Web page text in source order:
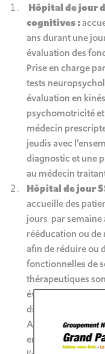
Hôpital de jour
cognitives :
ans durant une
évaluation des
Prise en charge
tests
évaluation en
psychomotricité
médecin
jeudis avec
diagnostic et une
au médecin
Hôpital de jour
accueille des
jours par
rééducation ou de
afin de réduire ou
fonctionnelles de
thérapeutiques
évalué : atelier
diététique – repas
Adaptée (APA) et
en charges